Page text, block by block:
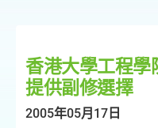
香港大學工程學
提供副修選擇
2005年05月17日